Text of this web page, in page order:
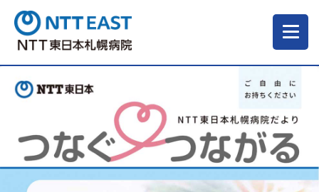
当院について
ご来院される方へ
診療科・部門